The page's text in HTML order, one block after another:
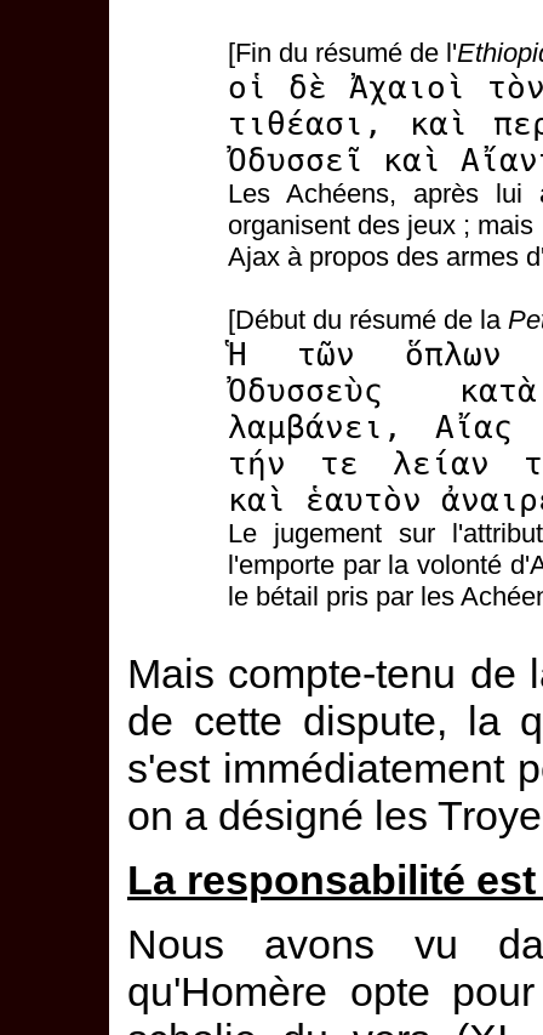
[Fin du résumé de l'
οἱ δὲ Ἀχαιοὶ
τιθέασι, καὶ
Ὀδυσσεῖ καὶ
Les Achéens, après lui
organisent des jeux ;
Ajax à propos des armes
[Début du résumé de la
Ἡ τῶν ὅπλων
Ὀδυσσεὺς
λαμβάνει, Αἴας
τήν τε λείαν
καὶ ἑαυτὸν
Le jugement sur
l'emporte par la volonté
le bétail pris par les
Mais compte-tenu de
de cette dispute, la
s'est immédiatement
on a désigné les
La responsabilité
Nous avons vu
qu'Homère opte